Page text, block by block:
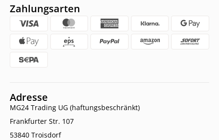
Zahlungsarten
Adresse
MG24 Trading UG (haftungsbeschränkt)
Frankfurter Str. 107
53840 Troisdorf